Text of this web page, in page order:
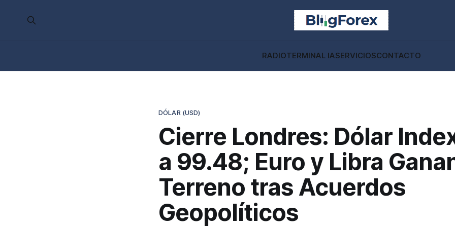
RADIOTERMINAL IASERVICIOSCONTACTO
DÓLAR (USD)
Cierre Londres: Dólar
a 99.48; Euro y Libra
Terreno tras Acuerdos
Geopolíticos